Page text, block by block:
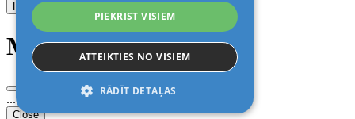
Modal title
...
Close
PIEKRIST VISIEM
ATTEIKTIES NO VISIEM
RĀDĪT DETAĻAS